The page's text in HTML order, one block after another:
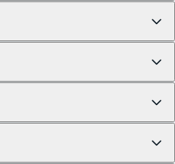
ン L`GENTE（ルジェン